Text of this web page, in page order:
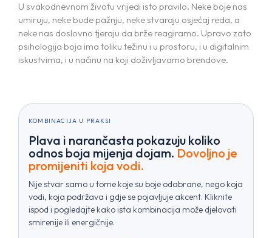
U svakodnevnom životu vrijedi isto pravilo. Neke boje nas
umiruju, neke bude pažnju, neke stvaraju osjećaj reda, a
neke nas doslovno tjeraju da brže reagiramo. Upravo zato
psihologija boja ima toliku težinu i u prostoru, i u digitalnim
iskustvima, i u načinu na koji doživljavamo brendove.
KOMBINACIJA U PRAKSI
Plava i narančasta pokazuju koliko
odnos boja mijenja dojam. Dovoljno je
promijeniti koja vodi.
Nije stvar samo u tome koje su boje odabrane, nego koja
vodi, koja podržava i gdje se pojavljuje akcent. Kliknite
ispod i pogledajte kako ista kombinacija može djelovati
smirenije ili energičnije.